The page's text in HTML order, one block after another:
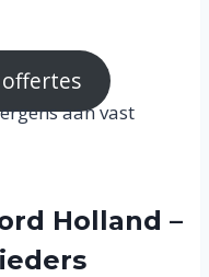
aan vast
Holland –